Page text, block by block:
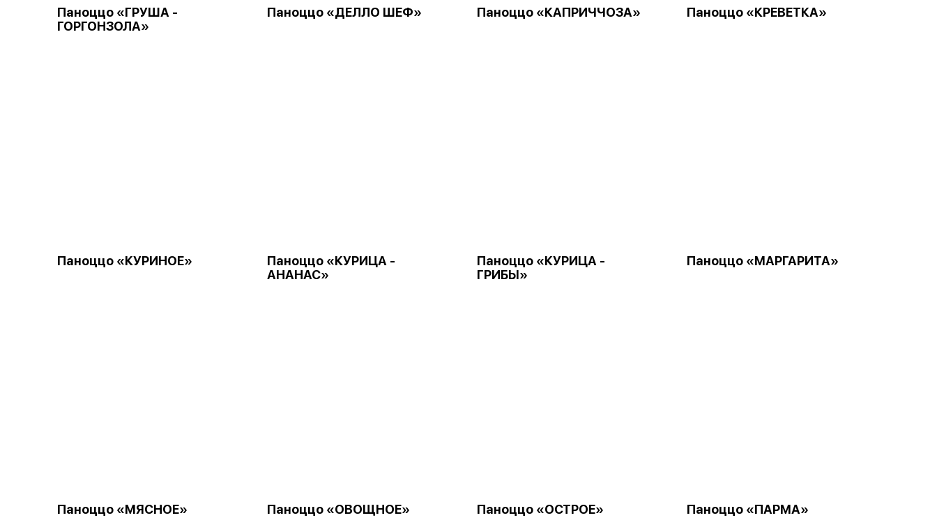
Паноццо «ГРУША -
ГОРГОНЗОЛА»
Паноццо «ДЕЛЛО ШЕФ» Паноццо «КАПРИЧЧОЗА» Паноццо «КРЕВЕТКА»
Паноццо «КУРИНОЕ»
Паноццо «КУРИЦА -
АНАНАС»
Паноццо «КУРИЦА -
ГРИБЫ»
Паноццо «МАРГАРИТА»
Паноццо «МЯСНОЕ» Паноццо «ОВОЩНОЕ» Паноццо «ОСТРОЕ» Паноццо «ПАРМА»